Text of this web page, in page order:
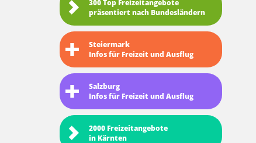
300 Top Freizeitangebote
präsentiert nach Bundesländern
Steiermark
Infos für Freizeit und Ausflug
Salzburg
Infos für Freizeit und Ausflug
2000 Freizeitangebote
in Kärnten